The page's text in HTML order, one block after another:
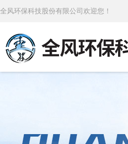
全风环保科技股份有限公司欢迎您！